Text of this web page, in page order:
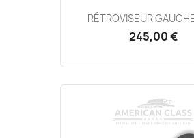
RÉTROVISEUR
245,00 €